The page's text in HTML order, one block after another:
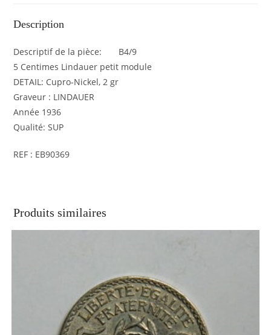
Description
Descriptif de la pièce: B4/9
5 Centimes Lindauer petit module
DETAIL: Cupro-Nickel, 2 gr
Graveur : LINDAUER
Année 1936
Qualité: SUP
REF : EB90369
Produits similaires